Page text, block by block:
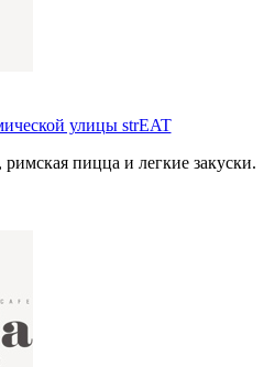
улицы strEAT
пицца и легкие закуски.